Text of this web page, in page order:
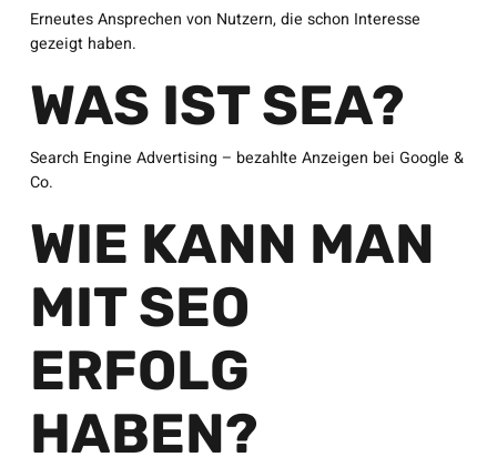
Erneutes Ansprechen von Nutzern, die schon Interesse
gezeigt haben.
WAS IST SEA?
Search Engine Advertising – bezahlte Anzeigen bei Google &
Co.
WIE KANN MAN
MIT SEO
ERFOLG
HABEN?